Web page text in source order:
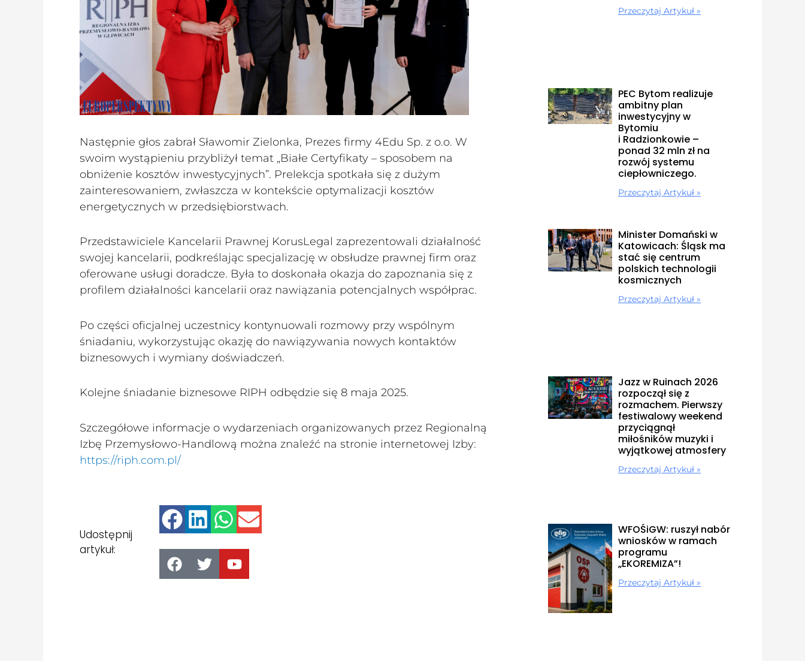
Następnie głos zabrał Sławomir Zielonka, Prezes firmy 4Edu Sp. z o.o. W
swoim wystąpieniu przybliżył temat „Białe Certyfikaty – sposobem na
obniżenie kosztów inwestycyjnych”. Prelekcja spotkała się z dużym
zainteresowaniem, zwłaszcza w kontekście optymalizacji kosztów
energetycznych w przedsiębiorstwach.
Przedstawiciele Kancelarii Prawnej KorusLegal zaprezentowali działalność
swojej kancelarii, podkreślając specjalizację w obsłudze prawnej firm oraz
oferowane usługi doradcze. Była to doskonała okazja do zapoznania się z
profilem działalności kancelarii oraz nawiązania potencjalnych współprac.
Po części oficjalnej uczestnicy kontynuowali rozmowy przy wspólnym
śniadaniu, wykorzystując okazję do nawiązywania nowych kontaktów
biznesowych i wymiany doświadczeń.
Kolejne śniadanie biznesowe RIPH odbędzie się 8 maja 2025.
Szczegółowe informacje o wydarzeniach organizowanych przez Regionalną
Izbę Przemysłowo-Handlową można znaleźć na stronie internetowej Izby:
https://riph.com.pl/
Udostępnij
artykuł:
Przeczytaj Artykuł »
PEC Bytom realizuje
ambitny plan
inwestycyjny w
Bytomiu
i Radzionkowie –
ponad 32 mln zł na
rozwój systemu
ciepłowniczego.
Przeczytaj Artykuł »
Minister Domański w
Katowicach: Śląsk ma
stać się centrum
polskich technologii
kosmicznych
Przeczytaj Artykuł »
Jazz w Ruinach 2026
rozpoczął się z
rozmachem. Pierwszy
festiwalowy weekend
przyciągnął
miłośników muzyki i
wyjątkowej atmosfery
Przeczytaj Artykuł »
WFOŚiGW: ruszył nabór
wniosków w ramach
programu
„EKOREMIZA”!
Przeczytaj Artykuł »